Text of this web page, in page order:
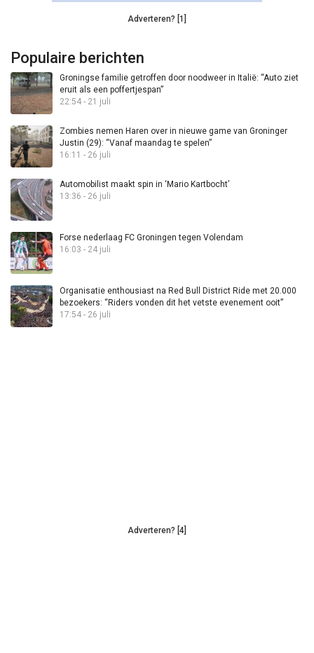
Adverteren? [1]
Populaire berichten
Groningse familie getroffen door noodweer in Italië: “Auto ziet
eruit als een poffertjespan”
22:54 - 21 juli
Zombies nemen Haren over in nieuwe game van Groninger
Justin (29): “Vanaf maandag te spelen”
16:11 - 26 juli
Automobilist maakt spin in ‘Mario Kartbocht’
13:36 - 26 juli
Forse nederlaag FC Groningen tegen Volendam
16:03 - 24 juli
Organisatie enthousiast na Red Bull District Ride met 20.000
bezoekers: “Riders vonden dit het vetste evenement ooit”
17:54 - 26 juli
Adverteren? [4]